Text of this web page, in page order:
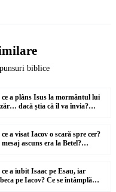
casă se așeza sub
dintre viață și
din casă, ci faptul că
este o lecție profundă
să-și
Le-a cerut să
biblice
ce a plâns Isus la mormântul lui
dacă știa că îl va învia?
ce a visat Iacov o scară spre cer?
mesaj ascuns era la Betel?
ce a iubit Isaac pe Esau, iar
pe Iacov? Ce se întâmplă